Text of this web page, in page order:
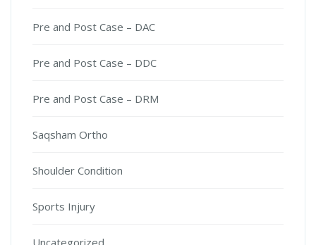
Pre and Post Case – DAC
Pre and Post Case – DDC
Pre and Post Case – DRM
Saqsham Ortho
Shoulder Condition
Sports Injury
Uncategorized